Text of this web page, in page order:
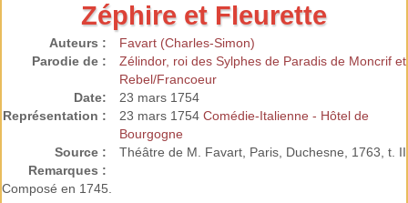
Zéphire et Fleurette
Auteurs :
Favart (Charles-Simon)
Parodie de :
Zélindor, roi des Sylphes de Paradis de Moncrif et
Rebel/Francoeur
Date:
23 mars 1754
Représentation :
23 mars 1754 Comédie-Italienne - Hôtel de
Bourgogne
Source :
Théâtre de M. Favart, Paris, Duchesne, 1763, t. II
Remarques :
Composé en 1745.